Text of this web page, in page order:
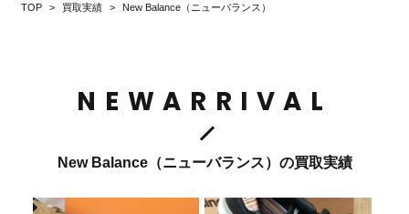
TOP > 買取実績 > New Balance（ニューバランス）
NEWARRIVAL
New Balance（ニューバランス）の買取実績